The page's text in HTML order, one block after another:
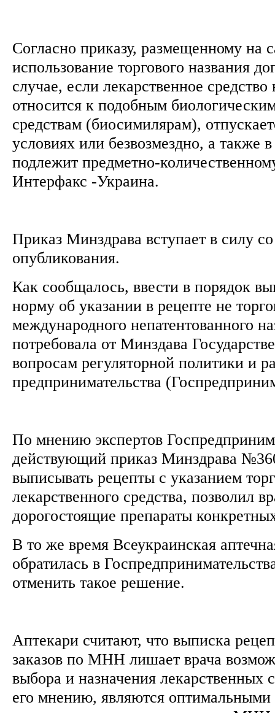
Согласно приказу, размещенному на
использование торгового названия
случае, если лекарственное
относится к подобным
средствам (биосимилярам),
условиях или безвозмездно, а также
подлежит предметно-
Интерфакс -Украина.
Приказ Минздрава вступает в силу
опубликования.
Как сообщалось, ввести в порядок
норму об указании в рецепте не
международного непатентованного
потребовала от Минздава
вопросам регуляторной политики и
предпринимательства
По мнению экспертов
действующий приказ Минздрава
выписывать рецепты с указанием
лекарственного средства, позволил
дорогостоящие препараты
В то же время Всеукраинская
обратилась в
отменить такое решение.
Аптекари считают, что выписка
заказов по МНН лишает врача
выбора и назначения лекарственных
его мнению, являются